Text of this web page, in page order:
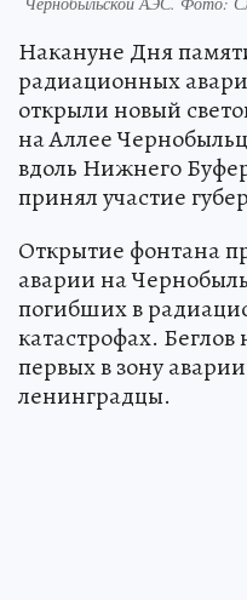
Накануне Дня
радиационных
открыли новый
на Аллее
вдоль Нижнего
принял участие
Открытие фонтана
аварии на
погибших в
катастрофах.
первых в зону
ленинградцы.